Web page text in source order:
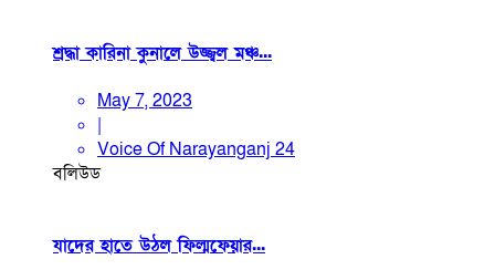
শ্রদ্ধা কারিনা কুনালে উজ্জ্বল মঞ্চ...
May 7, 2023
|
Voice Of Narayanganj 24
বলিউড
যাদের হাতে উঠল ফিল্মফেয়ার...